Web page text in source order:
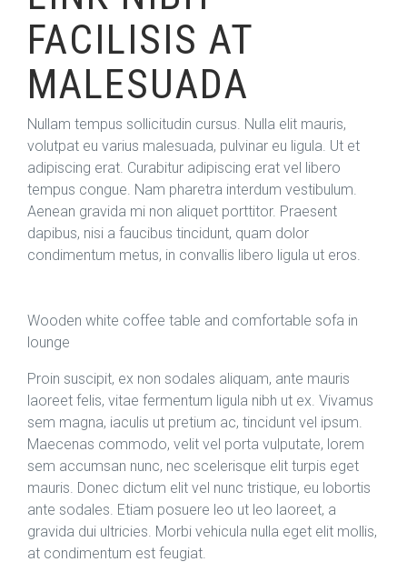
FACILISIS AT
MALESUADA
Nullam tempus sollicitudin cursus. Nulla elit mauris,
volutpat eu varius malesuada, pulvinar eu ligula. Ut et
adipiscing erat. Curabitur adipiscing erat vel libero
tempus congue. Nam pharetra interdum vestibulum.
Aenean gravida mi non aliquet porttitor. Praesent
dapibus, nisi a faucibus tincidunt, quam dolor
condimentum metus, in convallis libero ligula ut eros.
Wooden white coffee table and comfortable sofa in
lounge
Proin suscipit, ex non sodales aliquam, ante mauris
laoreet felis, vitae fermentum ligula nibh ut ex. Vivamus
sem magna, iaculis ut pretium ac, tincidunt vel ipsum.
Maecenas commodo, velit vel porta vulputate, lorem
sem accumsan nunc, nec scelerisque elit turpis eget
mauris. Donec dictum elit vel nunc tristique, eu lobortis
ante sodales. Etiam posuere leo ut leo laoreet, a
gravida dui ultricies. Morbi vehicula nulla eget elit mollis,
at condimentum est feugiat.